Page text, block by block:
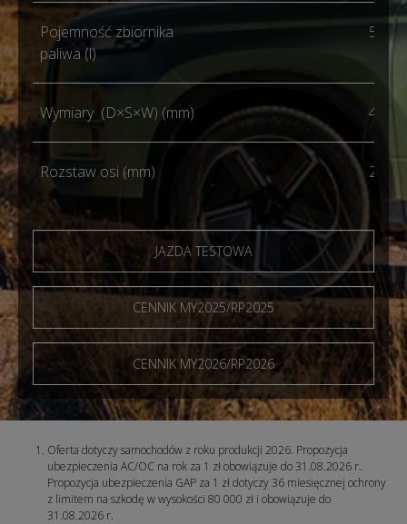
Pojemność zbiornika
paliwa (l)
51 /
Wymiary (D×S×W) (mm)
Rozstaw osi (mm) 2672
JAZDA TESTOWA
CENNIK MY2025/RP2025
CENNIK MY2026/RP2026
Oferta dotyczy samochodów z roku produkcji 2026. Propozycja
ubezpieczenia AC/OC na rok za 1 zł obowiązuje do 31.08.2026 r.
Propozycja ubezpieczenia GAP za 1 zł dotyczy 36 miesięcznej ochrony
z limitem na szkodę w wysokości 80 000 zł i obowiązuje do
31.08.2026 r.